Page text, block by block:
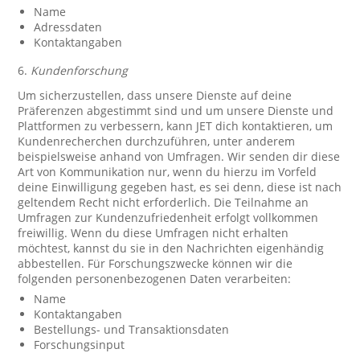
Name
Adressdaten
Kontaktangaben
6. Kundenforschung
Um sicherzustellen, dass unsere Dienste auf deine
Präferenzen abgestimmt sind und um unsere Dienste und
Plattformen zu verbessern, kann JET dich kontaktieren, um
Kundenrecherchen durchzuführen, unter anderem
beispielsweise anhand von Umfragen. Wir senden dir diese
Art von Kommunikation nur, wenn du hierzu im Vorfeld
deine Einwilligung gegeben hast, es sei denn, diese ist nach
geltendem Recht nicht erforderlich. Die Teilnahme an
Umfragen zur Kundenzufriedenheit erfolgt vollkommen
freiwillig. Wenn du diese Umfragen nicht erhalten
möchtest, kannst du sie in den Nachrichten eigenhändig
abbestellen. Für Forschungszwecke können wir die
folgenden personenbezogenen Daten verarbeiten:
Name
Kontaktangaben
Bestellungs- und Transaktionsdaten
Forschungsinput